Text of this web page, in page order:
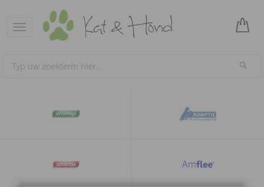
Toggle
navigation